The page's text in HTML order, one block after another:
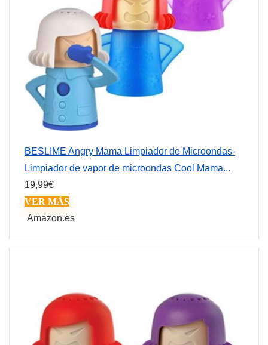
BESLIME Angry Mama Limpiador de Microondas-
Limpiador de vapor de microondas Cool Mama...
19,99€
VER MÁS
Amazon.es